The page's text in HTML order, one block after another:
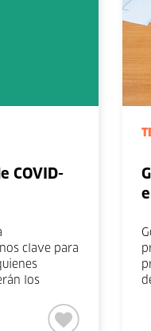
COVID-
clave para
los